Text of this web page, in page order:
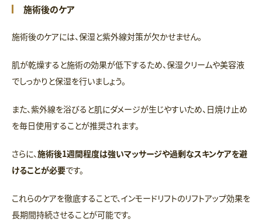
施術後のケア
施術後のケアには、保湿と紫外線対策が欠かせません。
肌が乾燥すると施術の効果が低下するため、保湿クリームや美容液
でしっかりと保湿を行いましょう。
また、紫外線を浴びると肌にダメージが生じやすいため、日焼け止め
を毎日使用することが推奨されます。
さらに、施術後1週間程度は強いマッサージや過剰なスキンケアを避
けることが必要です。
これらのケアを徹底することで、インモードリフトのリフトアップ効果を
長期間持続させることが可能です。